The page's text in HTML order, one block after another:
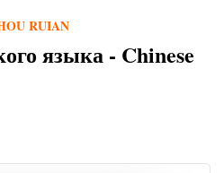
RUIAN
языка - Chinese